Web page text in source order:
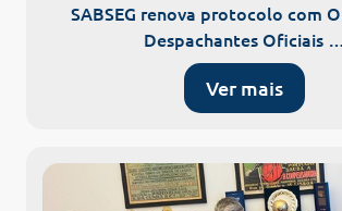
SABSEG renova protocolo com
Despachantes Oficiais …
Ver mais